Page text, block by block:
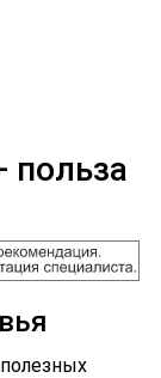
польза